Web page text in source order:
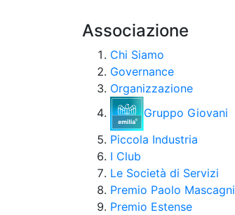
Associazione
Chi Siamo
Governance
Organizzazione
Gruppo Giovani
Piccola Industria
I Club
Le Società di Servizi
Premio Paolo Mascagni
Premio Estense